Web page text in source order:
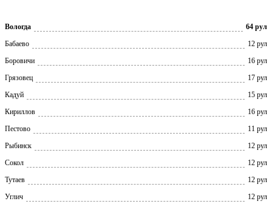
Вологда
64 рул
Бабаево
12 рул
Боровичи
16 рул
Грязовец
17 рул
Кадуй
15 рул
Кириллов
16 рул
Пестово
11 рул
Рыбинск
12 рул
Сокол
12 рул
Тутаев
12 рул
Углич
12 рул